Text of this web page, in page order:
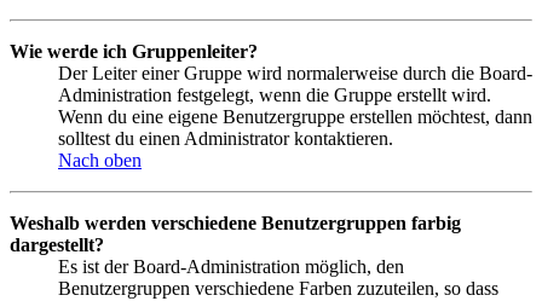
Wie werde ich Gruppenleiter?
Der Leiter einer Gruppe wird normalerweise durch die Board-
Administration festgelegt, wenn die Gruppe erstellt wird.
Wenn du eine eigene Benutzergruppe erstellen möchtest, dann
solltest du einen Administrator kontaktieren.
Nach oben
Weshalb werden verschiedene Benutzergruppen farbig
dargestellt?
Es ist der Board-Administration möglich, den
Benutzergruppen verschiedene Farben zuzuteilen, so dass